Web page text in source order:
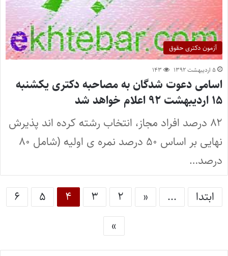
آزمون دکتری حقوق
۵ اردیبهشت ۱۳۹۲ ۱۴۳
اسامی دعوت شدگان به مصاحبه دکتری یکشنبه
۱۵ اردیبهشت ۹۲ اعلام خواهد شد
۸۲ درصد افراد مجاز، انتخاب رشته کرده اند پذیرش
نهایی بر اساس ۵۰ درصد نمره ی اولیه (شامل ۸۰
درصد…
ابتدا ...
« ۲ ۳ ۴ ۵
۶
»